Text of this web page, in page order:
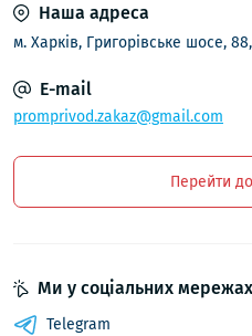
Наша адреса
м. Харків, Григорівське шосе,
E-mail
promprivod.zakaz@gmail.com
Перейти
Ми у соціальних мережах
Telegram